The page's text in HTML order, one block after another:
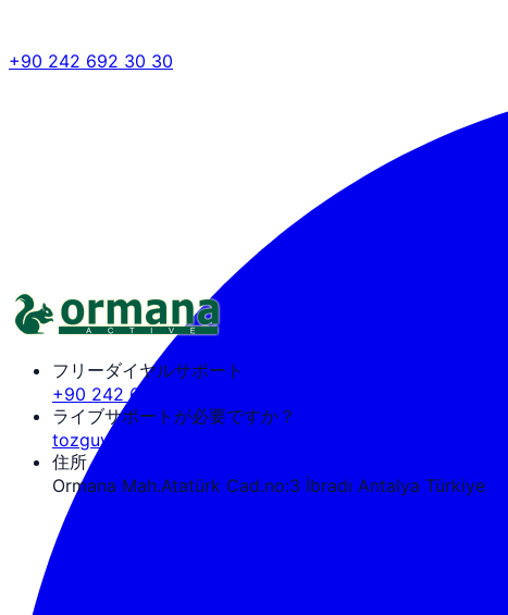
+90 242 692 30 30
フリーダイヤルサポート
+90 242 692 30 30
ライブサポートが必要ですか？
tozguven@ormanaactive.com
住所
Ormana Mah.Atatürk Cad.no:3 İbradı Antalya Türkiye